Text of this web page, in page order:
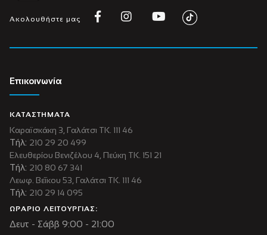
Ακολουθήστε μας
Επικοινωνία
ΚΑΤΑΣΤΗΜΑΤΑ
Καραϊσκάκη 3, Γαλάτσι ΤΚ. 111 46
Τήλ: 210 29 20 499
Ελευθερίου Βενιζέλου 4, Πεύκη ΤΚ. 151 21
Τήλ: 210 80 67 341
Λεωφ. Βεΐκου 53, Γαλάτσι ΤΚ. 111 46
Τήλ: 210 29 14 095
ΩΡΑΡΙΟ ΛΕΙΤΟΥΡΓΙΑΣ:
Δευτ - Σάββ 9:00 - 21:00